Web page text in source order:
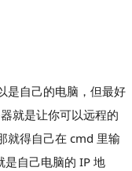
是自己的电脑，但最好
就是让你可以远程的
就得自己在 cmd 里输
是自己电脑的 IP 地